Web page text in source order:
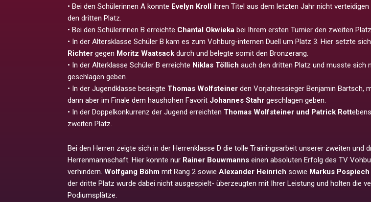
• Bei den Schülerinnen A konnte Evelyn Kroll ihren Titel aus dem letzten Jahr nicht verteidigen
den dritten Platz.
• Bei den Schülerinnen B erreichte Chantal Okwieka bei Ihrem ersten Turnier den zweiten
• In der Altersklasse Schüler B kam es zum Vohburg-internen Duell um Platz 3. Hier setzte sich
Richter gegen Moritz Waatsack durch und belegte somit den Bronzerang.
• In der Alterklasse Schüler B erreichte Niklas Töllich auch den dritten Platz und musste sich
geschlagen geben.
• In der Jugendklasse besiegte Thomas Wolfsteiner den Vorjahressieger Benjamin Bartsch,
dann aber im Finale dem haushohen Favorit Johannes Stahr geschlagen geben.
• In der Doppelkonkurrenz der Jugend erreichten Thomas Wolfsteiner und Patrick Rott
zweiten Platz.
Bei den Herren zeigte sich in der Herrenklasse D die tolle Trainingsarbeit unserer zweiten und
Herrenmannschaft. Hier konnte nur Rainer Bouwmanns einen absoluten Erfolg des TV
verhindern. Wolfgang Böhm mit Rang 2 sowie Alexander Heinrich sowie Markus Pospiech
der dritte Platz wurde dabei nicht ausgespielt- überzeugten mit Ihrer Leistung und holten die
Podiumsplätze.